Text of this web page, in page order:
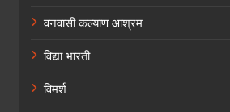
वनवासी कल्याण आश्रम
विद्या भारती
विमर्श